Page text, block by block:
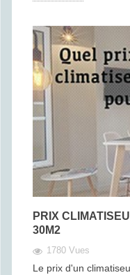
PRIX
30M2
1780 Vues
Le prix d'un